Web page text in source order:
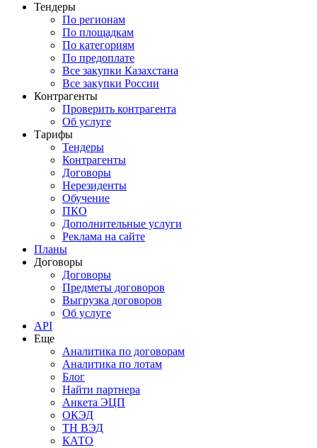
Тендеры
По регионам
По площадкам
По категориям
По предоплате
Все закупки Казахстана
Все закупки России
Контрагенты
Проверить контрагента
Об услуге
Тарифы
Тендеры
Контрагенты
Договоры
Нерезиденты
Обучение
ПКО
Дополнительные услуги
Реклама на сайте
Планы
Договоры
Договоры
Предметы договоров
Выгрузка договоров
Об услуге
API
Еще
Аналитика по договорам
Аналитика по лотам
Блог
Найти партнера
Анкета ЭЦП
ОКЭД
ТН ВЭД
КАТО